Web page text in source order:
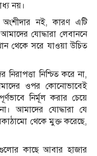
নয়।
নই, কারণ এটি
যোদ্ধারা লেবাননে
থেকে সরে যাওয়া উচিত
নিশ্চিত করে না,
ওপর কোনোভাবেই
নির্মূল করার চেয়ে
আমাদের যোদ্ধারা যে
থেকে মুক্ত করেছে,
কাছে আবার হাজার